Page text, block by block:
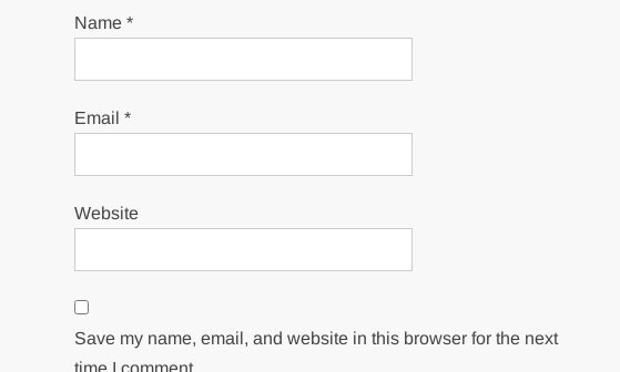
Name*
Email*
Website
Save my name, email, and website in this browser for the next
time I comment.